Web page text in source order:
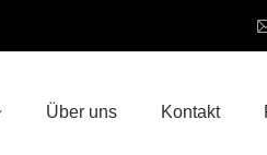
Über uns Kontakt